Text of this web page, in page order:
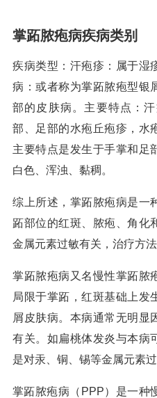
掌跖脓疱病疾病类别
疾病类型：汗疱疹：属于湿
病：或者称为掌跖脓疱型银
部的皮肤病。主要特点：
部、足部的水疱丘疱疹，水
主要特点是发生于手掌和足
白色、浑浊、黏稠。
综上所述，掌跖脓疱病是一
跖部位的红斑、脓疱、角化
金属元素过敏有关，治疗方
掌跖脓疱病又名慢性掌跖脓
局限于掌跖，红斑基础上发
屑皮肤病。本病通常无明显
有关。如扁桃体发炎与本病
是对汞、铜、锡等金属元素过
掌跖脓疱病（PPP）是一种